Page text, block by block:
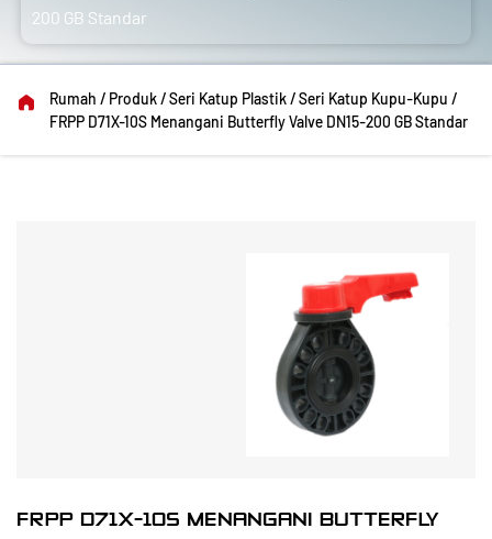
200 GB Standar
Rumah / Produk/Seri Katup Plastik/Seri Katup Kupu-Kupu /
FRPP D71X-10S Menangani Butterfly Valve DN15-200 GB Standar
FRPP D71X-10S MENANGANI BUTTERFLY